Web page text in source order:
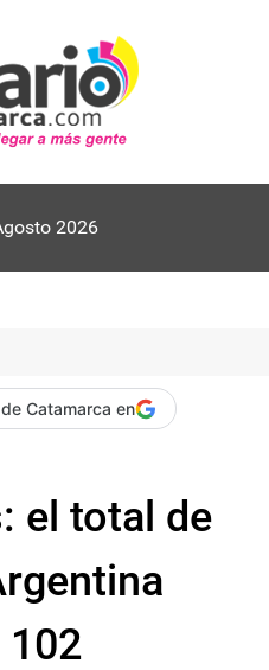
2026
Catamarca en
el total de
102